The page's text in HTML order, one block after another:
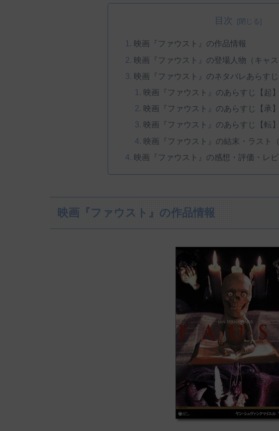
目次
映画『ファウスト』の作品情報
映画『ファウスト』の登場人物（キャス
映画『ファウスト』のネタバレあらすじ
映画『ファウスト』のあらすじ【起】
映画『ファウスト』のあらすじ【承】
映画『ファウスト』のあらすじ【転】
映画『ファウスト』の結末・ラスト
映画『ファウスト』の感想・評価・レ
映画『ファウスト』の作品情報